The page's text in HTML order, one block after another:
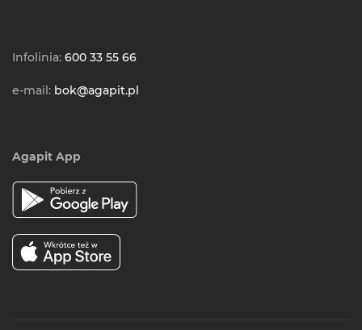
Infolinia: 600 33 55 66
e-mail: bok@agapit.pl
Agapit App